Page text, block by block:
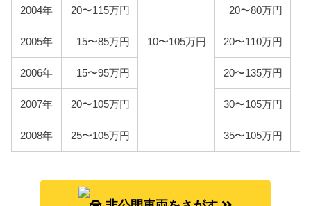
ATH10W
2000kg以下:10,000円
車検費用
検費用を50,000円としています。
初代アルファードは自家用乗用車に該当しますの
年間10,000km走行、レギュラー1Lあたり130円、ハ
10〜105万円
2004年 20〜115万円 20〜80万円
2005年 15〜85万円 20〜110万円
2006年 15〜95万円 20〜135万円
2007年 20〜105万円 30〜105万円
2008年 25〜105万円 35〜105万円